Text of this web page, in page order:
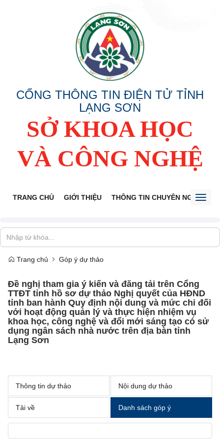
CỔNG THÔNG TIN ĐIỆN TỬ TỈNH
LẠNG SƠN
SỞ KHOA HỌC
VÀ CÔNG NGHỆ
TRANG CHỦ GIỚI THIỆU THÔNG TIN CHUYÊN NGÀNH
Trang chủ Góp ý dự thảo
Đề nghị tham gia ý kiến và đăng tải trên Cổng
TTĐT tỉnh hồ sơ dự thảo Nghị quyết của HĐND
tỉnh ban hành Quy định nội dung và mức chi đối
với hoạt động quản lý và thực hiện nhiệm vụ
khoa học, công nghệ và đổi mới sáng tạo có sử
dụng ngân sách nhà nước trên địa bàn tỉnh
Lạng Sơn
Thông tin dự thảo Nội dung dự thảo
Tải về Danh sách góp ý